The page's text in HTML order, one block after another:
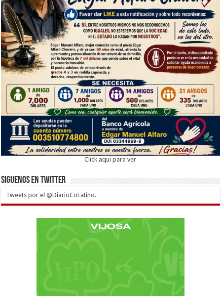
Click aqui para ver
Siguenos en twitter
Tweets por el @DiarioCoLatino.